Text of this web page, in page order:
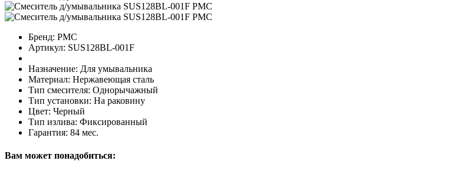
Бренд: РМС
Артикул: SUS128BL-001F
Назначение: Для умывальника
Материал: Нержавеющая сталь
Тип смесителя: Однорычажный
Тип установки: На раковину
Цвет: Черный
Тип излива: Фиксированный
Гарантия: 84 мес.
Вам может понадобиться: